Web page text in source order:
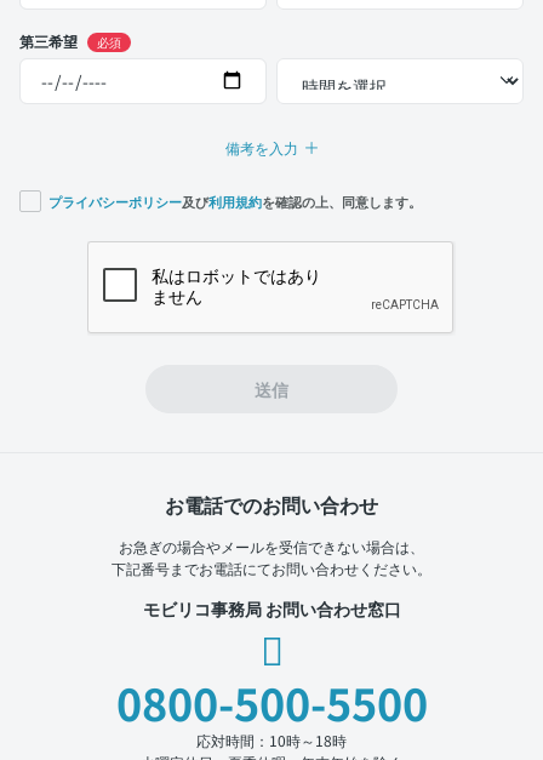
第三希望 必須
備考を入力
プライバシーポリシー及び利用規約を確認の上、同意します。
送信
お電話でのお問い合わせ
お急ぎの場合やメールを受信できない場合は、
下記番号までお電話にてお問い合わせください。
モビリコ事務局 お問い合わせ窓口
0800-500-5500
応対時間：10時～18時